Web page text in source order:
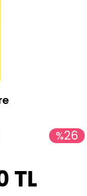
%26
TL